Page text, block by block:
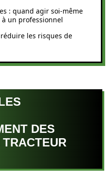
: quand agir soi-même
un professionnel
les risques de
DES